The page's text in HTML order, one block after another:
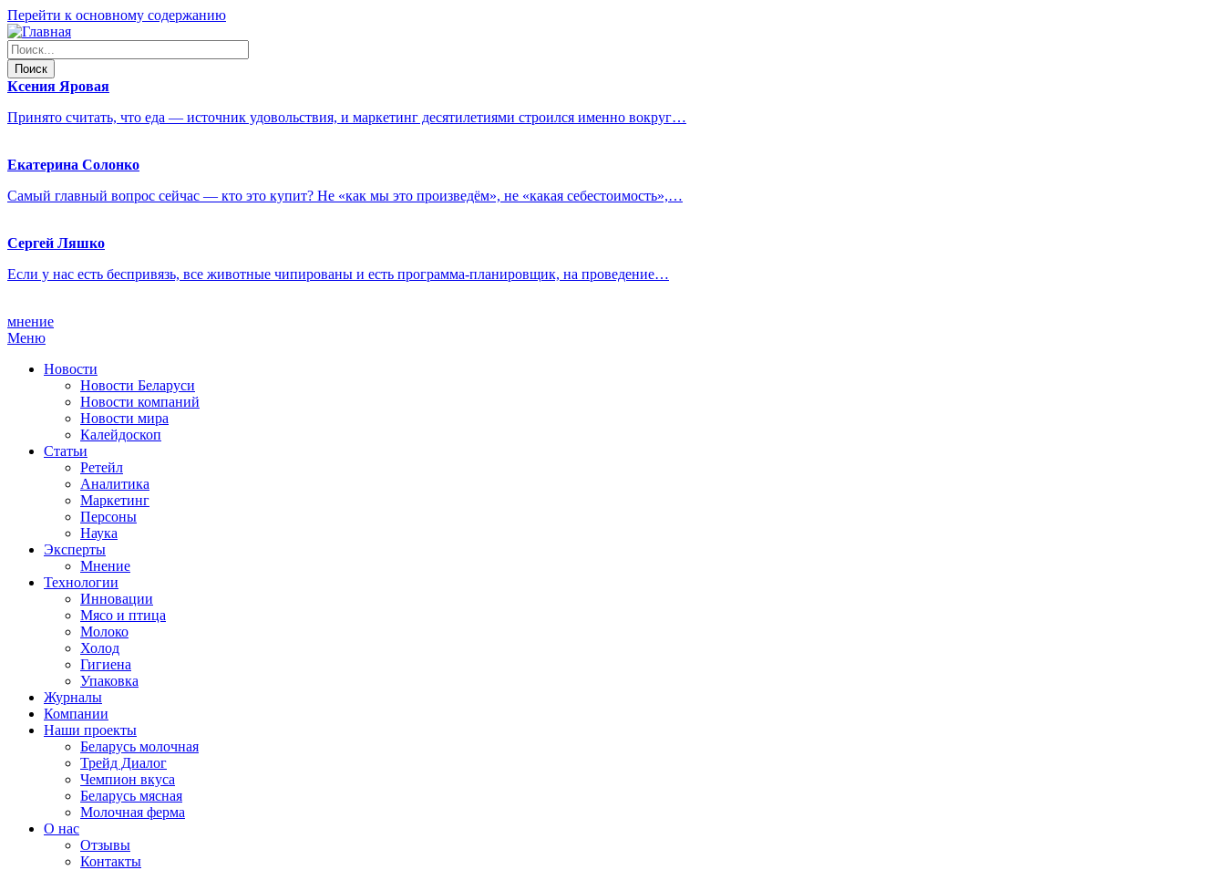
Перейти к основному содержанию
Ксения Яровая
Принято считать, что еда — источник удовольствия, и маркетинг десятилетиями строился именно вокруг…
Екатерина Солонко
Самый главный вопрос сейчас — кто это купит? Не «как мы это произведём», не «какая себестоимость»,…
Сергей Ляшко
Если у нас есть беспривязь, все животные чипированы и есть программа-планировщик, на проведение…
мнение
Меню
Новости
Новости Беларуси
Новости компаний
Новости мира
Калейдоскоп
Статьи
Ретейл
Аналитика
Маркетинг
Персоны
Наука
Эксперты
Мнение
Технологии
Инновации
Мясо и птица
Молоко
Холод
Гигиена
Упаковка
Журналы
Компании
Наши проекты
Беларусь молочная
Трейд Диалог
Чемпион вкуса
Беларусь мясная
Молочная ферма
О нас
Отзывы
Контакты